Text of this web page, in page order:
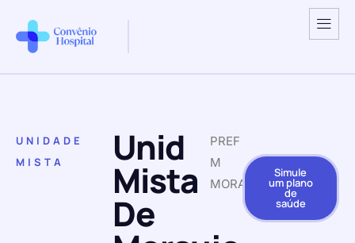
UNIDADE
MISTA
Unid
Mista
De
PREF
M
MORAUJO
Simule
um plano
de
saúde